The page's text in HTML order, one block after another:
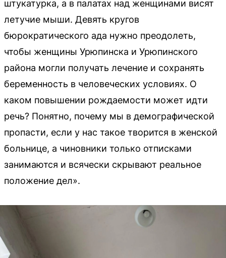
штукатурка, а в палатах над женщинами висят
летучие мыши. Девять кругов
бюрократического ада нужно преодолеть,
чтобы женщины Урюпинска и Урюпинского
района могли получать лечение и сохранять
беременность в человеческих условиях. О
каком повышении рождаемости может идти
речь? Понятно, почему мы в демографической
пропасти, если у нас такое творится в женской
больнице, а чиновники только отписками
занимаются и всячески скрывают реальное
положение дел».